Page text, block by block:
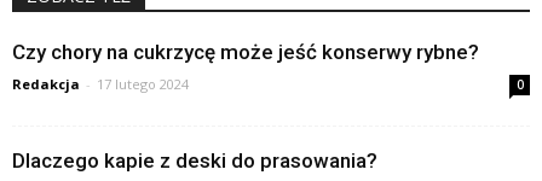
Czy chory na cukrzycę może jeść konserwy rybne?
Redakcja - 17 lutego 2024 0
Dlaczego kapie z deski do prasowania?